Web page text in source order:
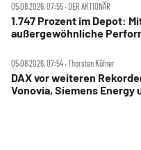
05.08.2026, 07:55 ‧ DER AKTIONÄR
1.747 Prozent im Depot:
außergewöhnliche
05.08.2026, 07:54 ‧ Thorsten Küfner
DAX vor weiteren
Vonovia, Siemens Energy